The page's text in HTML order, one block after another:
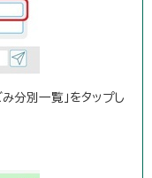
分別一覧」をタップし